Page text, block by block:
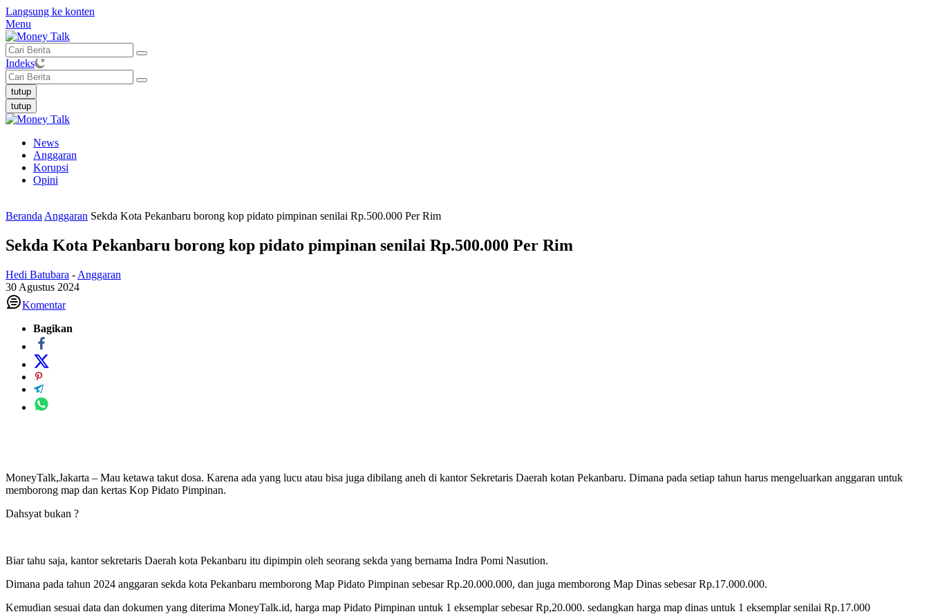
Langsung ke konten
Menu
Indeks
tutup
tutup
News
Anggaran
Korupsi
Opini
Beranda Anggaran Sekda Kota Pekanbaru borong kop pidato pimpinan senilai Rp.500.000 Per Rim
Sekda Kota Pekanbaru borong kop pidato pimpinan senilai Rp.500.000 Per Rim
Hedi Batubara - Anggaran
30 Agustus 2024
Komentar
Bagikan
MoneyTalk,Jakarta – Mau ketawa takut dosa. Karena ada yang lucu atau bisa juga dibilang aneh di kantor Sekretaris Daerah kotan Pekanbaru. Dimana pada setiap tahun harus mengeluarkan anggaran untuk
memborong map dan kertas Kop Pidato Pimpinan.
Dahsyat bukan ?
Biar tahu saja, kantor sekretaris Daerah kota Pekanbaru itu dipimpin oleh seorang sekda yang bernama Indra Pomi Nasution.
Dimana pada tahun 2024 anggaran sekda kota Pekanbaru memborong Map Pidato Pimpinan sebesar Rp.20.000.000, dan juga memborong Map Dinas sebesar Rp.17.000.000.
Kemudian sesuai data dan dokumen yang diterima MoneyTalk.id, harga map Pidato Pimpinan untuk 1 eksemplar sebesar Rp,20.000. sedangkan harga map dinas untuk 1 eksemplar senilai Rp.17.000